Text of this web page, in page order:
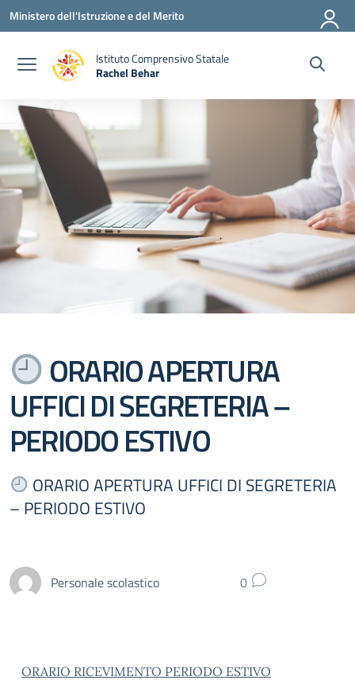
Vai ai contenuti
Vai al menu di navigazione
Vai al footer
Ministero dell'Istruzione e del Merito
Istituto Comprensivo Statale
Rachel Behar
ORARIO APERTURA
UFFICI DI SEGRETERIA –
PERIODO ESTIVO
ORARIO APERTURA UFFICI DI SEGRETERIA
– PERIODO ESTIVO
Personale scolastico 0
ORARIO RICEVIMENTO PERIODO ESTIVO